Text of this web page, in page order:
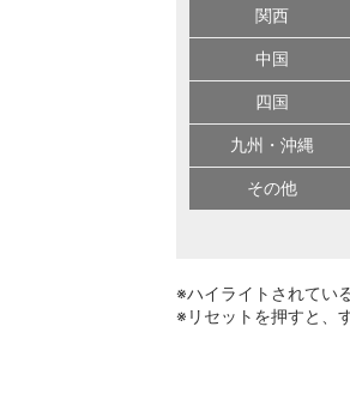
関西
中国
四国
九州・沖縄
その他
※ハイライトされてい
※リセットを押すと、